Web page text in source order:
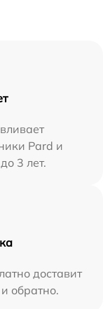
Pard и
3 лет.
доставит
обратно.